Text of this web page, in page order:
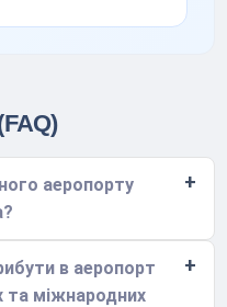
аеропорту
в аеропорт
та міжнародних